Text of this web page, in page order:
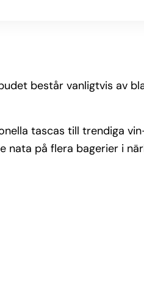
består vanligtvis av
tascas till trendiga
nata på flera bagerier i